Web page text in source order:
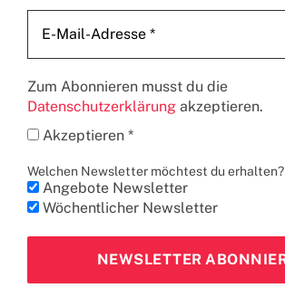
Zum Abonnieren musst du die
Datenschutzerklärung akzeptieren.
Akzeptieren *
Welchen Newsletter möchtest du erhalten?
Angebote Newsletter
Wöchentlicher Newsletter